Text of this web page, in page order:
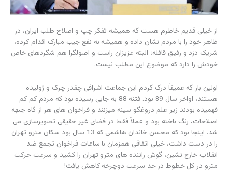
از خیلی قدیم خاطرم هست که همیشه تفکر چپ و اصلاح طلب ایران، در
ظاهر خود را با مردم نشان داده و همیشه به نفع جیب مبارک اقدام کرده،
شریک دزد و رفیق قافله؛ البته عزیزان راست و اصولگرا هم شگردهای خاص
خودش را دارد که موضوع این مطلب نیست.
اولین بار که عمیقاً درک کردم این جماعت اشرافی چقدر چرک و ژولیده
هستند، اواخر سال 89 بود. فتنه 88 به جایی رسیده بود که مردم کم کم
فهمیده بودند زیر علم دروغگو سینه میزنند و فراخوان های هر از گاه جبهه
اصلاحات، رنگ باخته بود و عملاً فقط در فضای غیر حقیقی تصویرسازی می
شد. اینجا بود که محسن خاندان هاشمی که 13 سال بود سکان مترو تهران
را در دست داشت، خیلی اتفاقی همزمان با ساعات فراخوان تجمع ضد
انقلاب خارج نشین، گوش راننده های مترو تهران را کشید و سرعت حرکت
مترو در کل خطوط در حد سرعت دوچرخه کاهش یافت!